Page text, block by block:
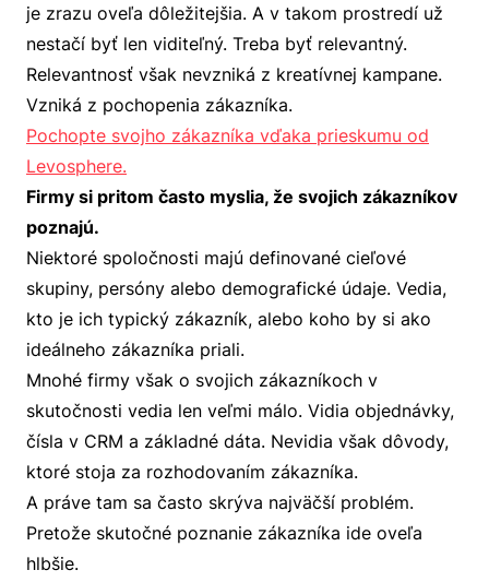
je zrazu oveľa dôležitejšia. A v takom prostredí už
nestačí byť len viditeľný. Treba byť relevantný.
Relevantnosť však nevzniká z kreatívnej kampane.
Vzniká z pochopenia zákazníka.
Pochopte svojho zákazníka vďaka prieskumu od
Levosphere.
Firmy si pritom často myslia, že svojich zákazníkov
poznajú.
Niektoré spoločnosti majú definované cieľové
skupiny, persóny alebo demografické údaje. Vedia,
kto je ich typický zákazník, alebo koho by si ako
ideálneho zákazníka priali.
Mnohé firmy však o svojich zákazníkoch v
skutočnosti vedia len veľmi málo. Vidia objednávky,
čísla v CRM a základné dáta. Nevidia však dôvody,
ktoré stoja za rozhodovaním zákazníka.
A práve tam sa často skrýva najväčší problém.
Pretože skutočné poznanie zákazníka ide oveľa
hlbšie.